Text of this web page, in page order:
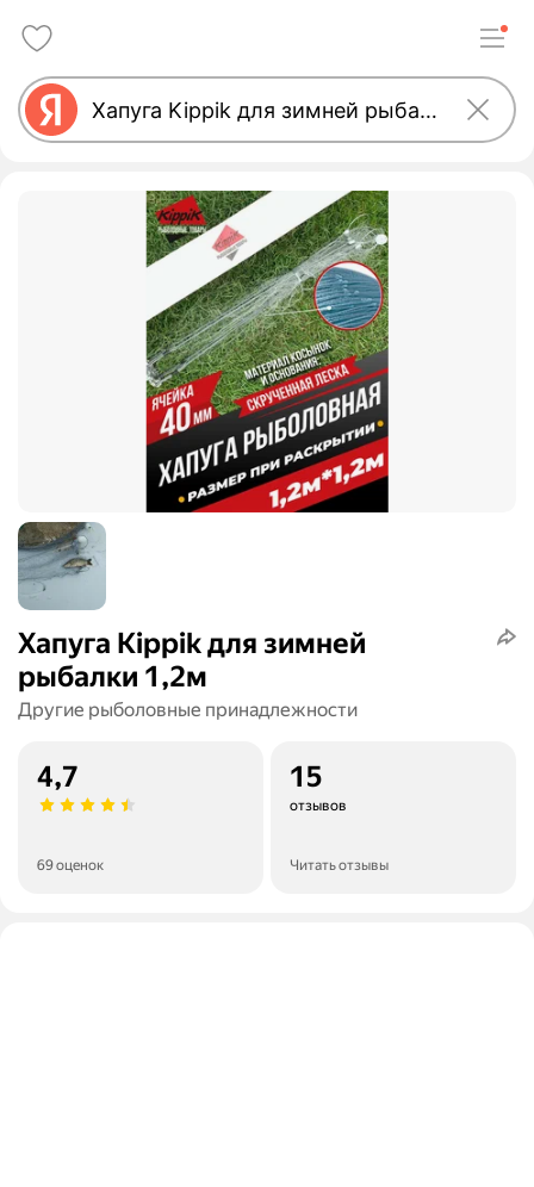
Хапуга Kippik для зимней
рыбалки 1,2м
Другие рыболовные принадлежности
4,7
69 оценок
15
отзывов
Читать отзывы